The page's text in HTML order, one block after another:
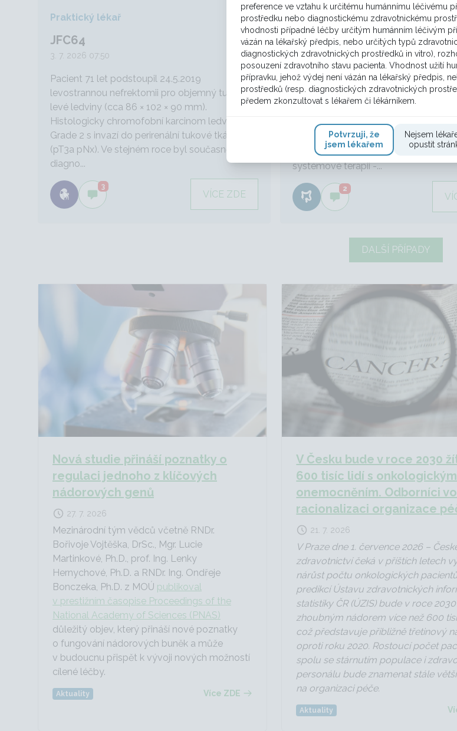
Praktický lékař
JFC64
3. 7. 2026 07:50
Pacient 71 let podstoupil 24.5.2019
levostrannou nefrektomii pro objemný tumor
levé ledviny (cca 86 × 102 × 90 mm).
Histologicky chromofobní karcinom ledviny
Grade 2 s invazí do perirenální tukové tkáně
(pT3a pNx). Ve stejném roce byl současně
diagno...
3
VÍCE ZDE
Praktický lékař
Paliativní chemoterapie u ca
rektosigmatis
18. 6. 2026 07:54
76letá pacientka (v minulosti již
pro ca rektosigmatu pT4 pN1 M0 -
adjuv. RT , 01/2026 dle CT
peritoneální karcinóza, indikována k
systémové terapii -...
2
DALŠÍ PŘÍPADY
Nová studie přináší poznatky o
regulaci jednoho z klíčových
nádorových genů
27. 7. 2026
Mezinárodní tým vědců včetně RNDr.
Bořivoje Vojtěška, DrSc., Mgr. Lucie
Martinkové, Ph.D., prof. Ing. Lenky
Hernychové, Ph.D. a RNDr. Ing. Ondřeje
Bonczeka, Ph.D. z MOÚ publikoval
v prestižním časopise Proceedings of the
National Academy of Sciences (PNAS)
důležitý objev, který přináší nové poznatky
o fungování nádorových buněk a může
v budoucnu přispět k vývoji nových možností
cílené léčby.
Aktuality Více ZDE
V Česku bude v roce 2030
600 tisíc lidí s onkologickým
onemocněním. Odborníci
racionalizaci organizace
21. 7. 2026
V Praze dne 1. července 2026 –
zdravotnictví čeká v příštích letech
nárůst počtu onkologických
predikcí Ústavu zdravotnických
statistiky ČR (ÚZIS) bude v roce
zhoubným nádorem více než 600
což představuje přibližně třetinový
oproti roku 2020. Rostoucí počet
spolu se stárnutím populace i
personálu bude znamenat stále
na organizaci péče.
Aktuality
preference ve vztahu k určitému humánnímu léčivému
prostředku nebo diagnostickému zdravotnickému
vhodnosti případné léčby určitým humánním léčivým
vázán na lékařský předpis, nebo určitých typů
diagnostických zdravotnických prostředků in vitro),
posouzení zdravotního stavu pacienta. Vhodnost užití
přípravku, jehož výdej není vázán na lékařský předpis,
prostředků (resp. diagnostických zdravotnických
předem zkonzultovat s lékařem či lékárníkem.
Potvrzuji, že
jsem lékařem
Nejsem
opustit